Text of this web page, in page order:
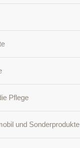
Pflege
und Sonderprodukte